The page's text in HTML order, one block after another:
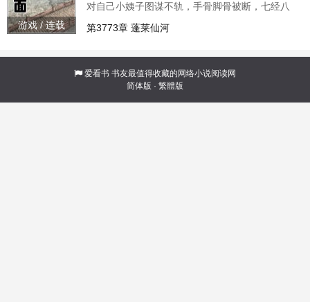
游戏 / 连载
对自己小姨子图谋不轨，手骨脚骨被断，七经八
脉被废，母亲和小妹也受尽屈辱。 含恨而死之
有报,只争来早与来迟，今日之耻，他日必报！ 昔
年的仇敌，如今稳坐天界之巅。 曾经的弟子，亦
是成为绝代强者。 往日的红颜，依旧翘首盼君归
来。 万古往来无有我，又有谁人敢称王？
第3773章 蓬莱仙河
爱看书 书友最值得收藏的网络小说阅读网
简体版 · 繁體版